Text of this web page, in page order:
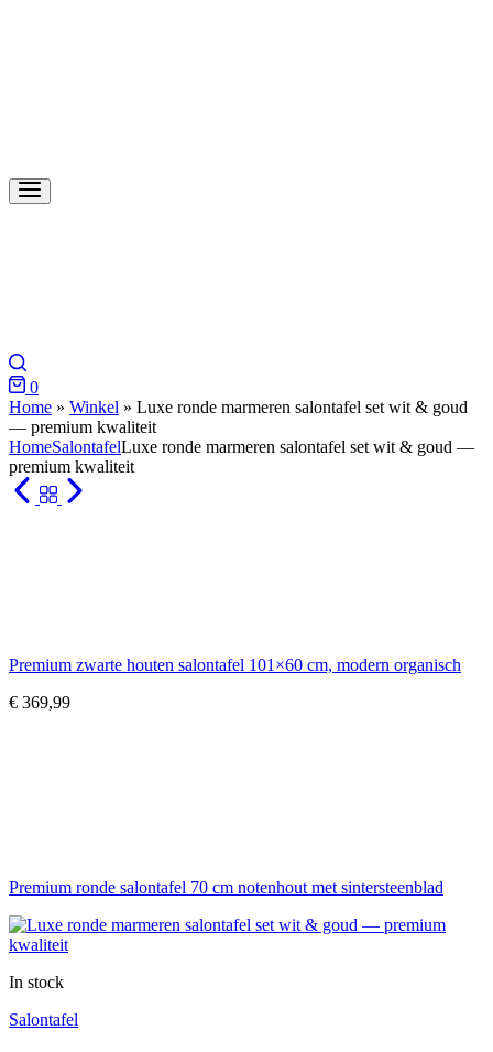
0
Home » Winkel » Luxe ronde marmeren salontafel set wit & goud
— premium kwaliteit
HomeSalontafelLuxe ronde marmeren salontafel set wit & goud —
premium kwaliteit
Premium zwarte houten salontafel 101×60 cm, modern organisch
€ 369,99
Premium ronde salontafel 70 cm notenhout met sintersteenblad
In stock
Salontafel